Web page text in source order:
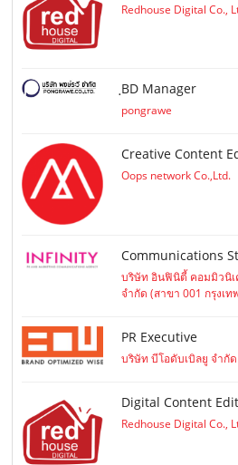
Redhouse Digital Co.,
ฺBD Manager
pongrawe
Creative Content
Oops network Co.,Ltd.
Communications
บริษัท อินฟินิตี้ คอมมิวนิ
จำกัด (สาขา 001 กรุงเท
PR Executive
บริษัท บีโอดับเบิลยู จำกัด
Digital Content
Redhouse Digital Co.,